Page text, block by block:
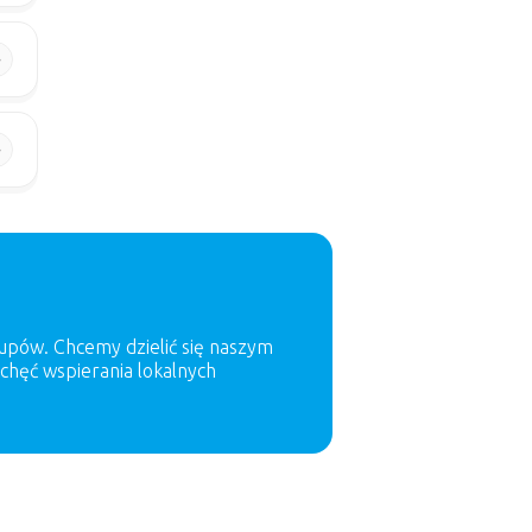
Chcemy dzielić się naszym
wspierania lokalnych